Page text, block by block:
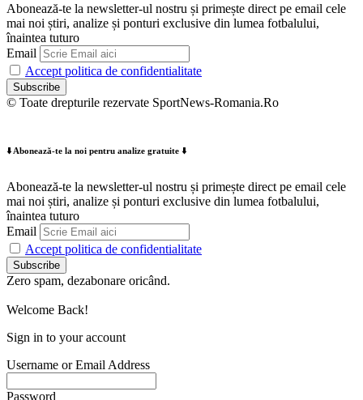
Abonează-te la newsletter-ul nostru și primește direct pe email cele
mai noi știri, analize și ponturi exclusive din lumea fotbalului,
înaintea tuturo
Email
Accept politica de confidentialitate
© Toate drepturile rezervate SportNews-Romania.Ro
⬇️ Abonează-te la noi pentru analize gratuite ⬇️
Abonează-te la newsletter-ul nostru și primește direct pe email cele
mai noi știri, analize și ponturi exclusive din lumea fotbalului,
înaintea tuturo
Email
Accept politica de confidentialitate
Zero spam, dezabonare oricând.
Welcome Back!
Sign in to your account
Username or Email Address
Password